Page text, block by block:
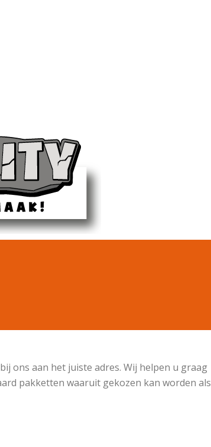
ons aan het juiste adres. Wij helpen u graag
pakketten waaruit gekozen kan worden als